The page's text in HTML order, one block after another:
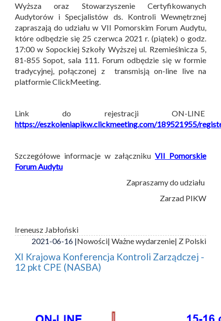
Wyższa oraz Stowarzyszenie Certyfikowanych
Audytorów i Specjalistów ds. Kontroli Wewnętrznej
zapraszają do udziału w VII Pomorskim Forum Audytu,
które odbędzie się 25 czerwca 2021 r. (piątek) o godz.
17:00 w Sopockiej Szkoły Wyższej ul. Rzemieślnicza 5,
81-855 Sopot, sala 111. Forum odbędzie się w formie
tradycyjnej, połączonej z transmisją on-line live na
platformie ClickMeeting.
Link do rejestracji ON-LINE
https://eszkoleniapikw.clickmeeting.com/189521955/
Szczegółowe informacje w załączniku VII Pomorskie
Forum Audytu
Zapraszamy do udziału
Zarzad PIKW
Ireneusz Jabłoński
2021-06-16 |Nowości| Ważne wydarzenie| Z Polski
XI Krajowa Konferencja Kontroli Zarządczej -
12 pkt CPE (NASBA)